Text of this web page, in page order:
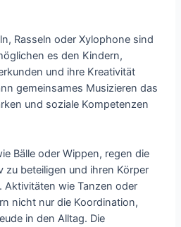
Rasseln oder Xylophone sind
es den Kindern,
und ihre Kreativität
gemeinsames Musizieren das
und soziale Kompetenzen
Bälle oder Wippen, regen die
zu beteiligen und ihren Körper
wie Tanzen oder
nicht nur die Koordination,
in den Alltag. Die